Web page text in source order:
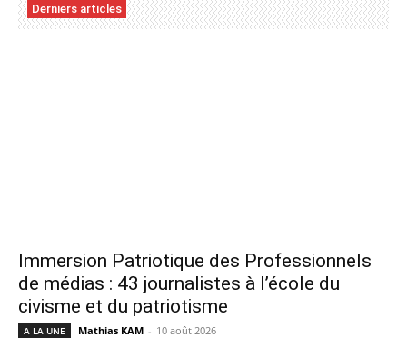
Derniers articles
Immersion Patriotique des Professionnels
de médias : 43 journalistes à l’école du
civisme et du patriotisme
A LA UNE Mathias KAM - 10 août 2026